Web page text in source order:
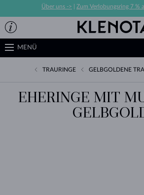
Über uns -> Zum Verlobungsring 7 %
MENÜ
TRAURINGE GELBGOLDENE
EHERINGE MIT